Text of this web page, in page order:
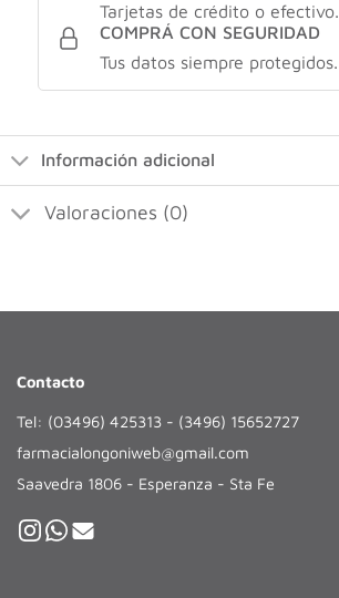
Tarjetas de crédito o efectivo.
COMPRÁ CON SEGURIDAD
Tus datos siempre protegidos.
Información adicional
Valoraciones (0)
Contacto
Tel: (03496) 425313 - (3496) 15652727
farmacialongoniweb@gmail.com
Saavedra 1806 - Esperanza - Sta Fe